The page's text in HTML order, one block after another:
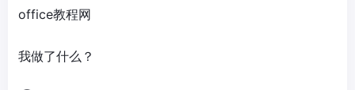
我做了什么？